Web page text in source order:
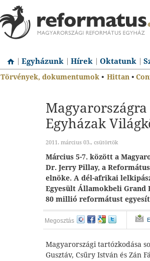
Egyházunk Hírek Oktatunk
Törvények, dokumentumok • Hittan •
Egyházak
2011. március 03., csütörtök
Március 5-7. között a
Dr. Jerry Pillay, a
elnöke. A dél-afrikai
Egyesült Államokbeli Grand
80 millió reformátust
Megosztás
Magyarországi tartózkodása
Gusztáv, Csűry István és Zán